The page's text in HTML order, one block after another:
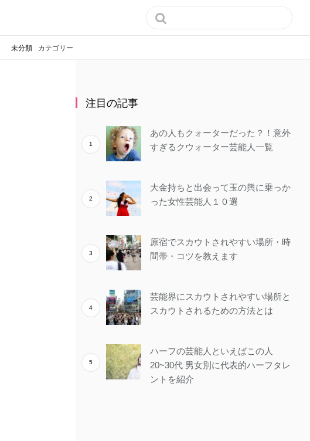

カテゴリー
未分類
注目の記事
あの人もクォーターだった？！意外
すぎるクウォーター芸能人一覧
大金持ちと出会って玉の輿に乗っか
った女性芸能人１０選
原宿でスカウトされやすい場所・時
間帯・コツを教えます
芸能界にスカウトされやすい場所と
スカウトされるための方法とは
ハーフの芸能人といえばこの人
20~30代 男女別に代表的ハーフタレ
ントを紹介